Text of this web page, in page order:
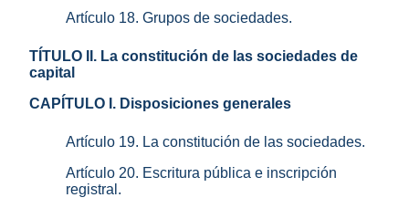
Artículo 18. Grupos de sociedades.
TÍTULO II. La constitución de las sociedades de
capital
CAPÍTULO I. Disposiciones generales
Artículo 19. La constitución de las sociedades.
Artículo 20. Escritura pública e inscripción
registral.